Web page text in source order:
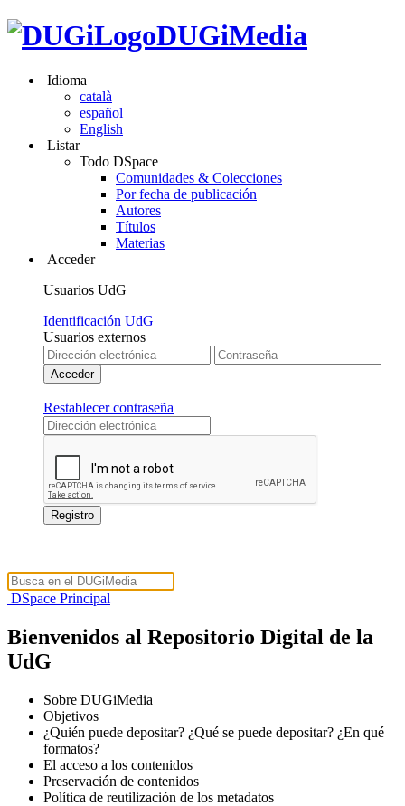
DUGiMedia
Idioma
català
español
English
Listar
Todo DSpace
Comunidades & Colecciones
Por fecha de publicación
Autores
Títulos
Materias
Acceder
Usuarios UdG
Identificación UdG
Usuarios externos
Restablecer contraseña
DSpace Principal
Bienvenidos al Repositorio Digital de la
UdG
Sobre DUGiMedia
Objetivos
¿Quién puede depositar? ¿Qué se puede depositar? ¿En qué
formatos?
El acceso a los contenidos
Preservación de contenidos
Política de reutilización de los metadatos